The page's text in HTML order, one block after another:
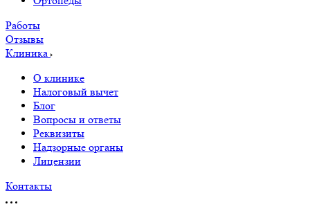
Работы
Отзывы
Клиника
О клинике
Налоговый вычет
Блог
Вопросы и ответы
Реквизиты
Надзорные органы
Лицензии
Контакты